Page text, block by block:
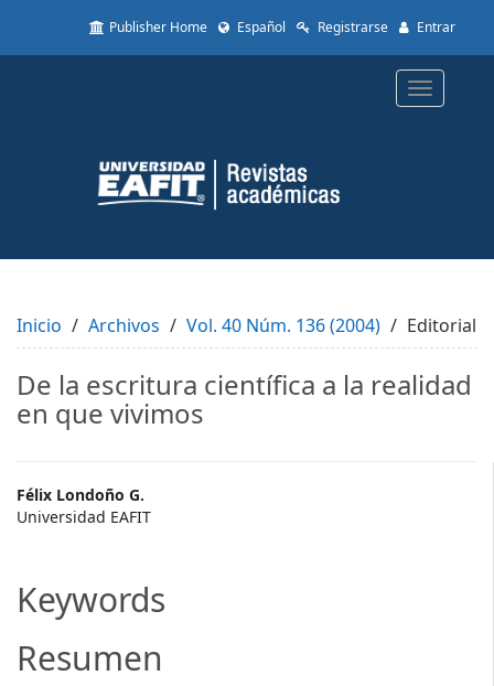
to
Content
Sidebar
Publisher Home Español Registrarse Entrar
Toggle
Inicio Archivos Vol. 40 Núm. 136 (2004) Editorial
De la escritura científica a la realidad
en que vivimos
Main
Article
Félix Londoño G.
Universidad EAFIT
Keywords
Resumen